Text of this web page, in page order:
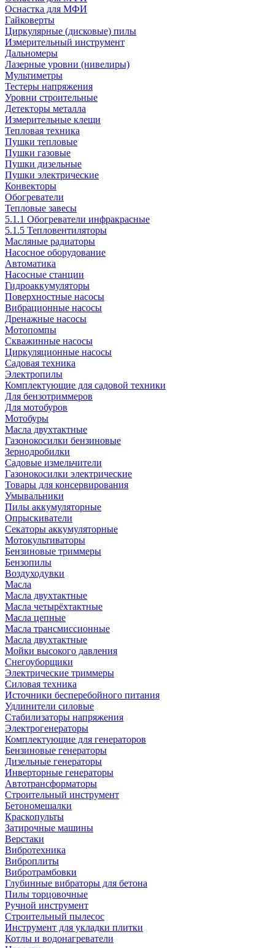
Оснастка для МФИ
Гайковерты
Циркулярные (дисковые) пилы
Измерительный инструмент
Дальномеры
Лазерные уровни (нивелиры)
Мультиметры
Тестеры напряжения
Уровни строительные
Детекторы металла
Измерительные клещи
Тепловая техника
Пушки тепловые
Пушки газовые
Пушки дизельные
Пушки электрические
Конвекторы
Обогреватели
Тепловые завесы
5.1.1 Обогреватели инфракрасные
5.1.5 Тепловентиляторы
Масляные радиаторы
Насосное оборудование
Автоматика
Насосные станции
Гидроаккумуляторы
Поверхностные насосы
Вибрационные насосы
Дренажные насосы
Мотопомпы
Скважинные насосы
Циркуляционные насосы
Садовая техника
Электропилы
Комплектующие для садовой техники
Для бензотриммеров
Для мотобуров
Мотобуры
Масла двухтактные
Газонокосилки бензиновые
Зернодробилки
Садовые измельчители
Газонокосилки электрические
Товары для консервирования
Умывальники
Пилы аккумуляторные
Опрыскиватели
Секаторы аккумуляторные
Мотокультиваторы
Бензиновые триммеры
Бензопилы
Воздуходувки
Масла
Масла двухтактные
Масла четырёхтактные
Масла цепные
Масла трансмиссионные
Масла двухтактные
Мойки высокого давления
Снегоуборщики
Электрические триммеры
Силовая техника
Источники бесперебойного питания
Удлинители силовые
Стабилизаторы напряжения
Электрогенераторы
Комплектующие для генераторов
Бензиновые генераторы
Дизельные генераторы
Инверторные генераторы
Автотрансформаторы
Строительный инструмент
Бетономешалки
Краскопульты
Затирочные машины
Верстаки
Вибротехника
Виброплиты
Вибротрамбовки
Глубинные вибраторы для бетона
Пилы торцовочные
Ручной инструмент
Строительный пылесос
Инструмент для укладки плитки
Котлы и водонагреватели